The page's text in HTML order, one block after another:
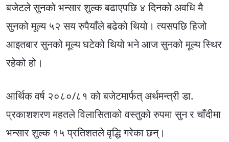
बजेटले सुनको भन्सार शुल्क बढाएपछि ४ दिनको अवधि मै
सुनको मूल्य ५२ सय रुपैयाँले बढेको थियो। त्यसपछि हिजो
आइतबार सुनको मूल्य घटेको थियो भने आज सुनको मूल्य स्थिर
रहेको हो।
आर्थिक वर्ष २०८०/८१ को बजेटमार्फत् अर्थमन्त्री डा.
प्रकाशशरण महतले विलासिताको वस्तुको रुपमा सुन र चाँदीमा
भन्सार शुल्क १५ प्रतिशतले वृद्धि गरेका छन्।